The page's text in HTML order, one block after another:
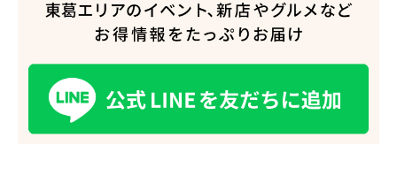
人気のキーワード
#ショッピング#カフェ #スイーツ #パン #カレー
#教えたい/こんなの見つけた